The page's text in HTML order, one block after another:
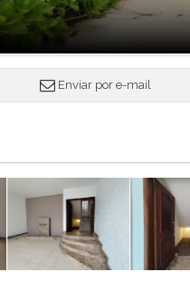
Enviar por e-mail